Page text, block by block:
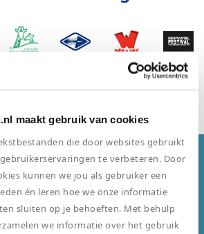
maakt gebruik van cookies
die door websites gebruikt
te verbeteren. Door
kunnen we jou als gebruiker een
én leren hoe we onze informatie
sluiten op je behoeften. Met behulp
we informatie over het gebruik
van ons gewend